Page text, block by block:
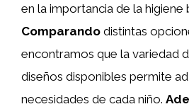
en la importancia de la higiene
Comparando distintas
encontramos que la variedad
diseños disponibles permite
necesidades de cada niño.